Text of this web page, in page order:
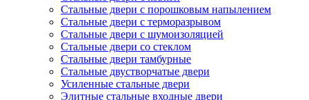
Стальные двери с порошковым напылением
Стальные двери с терморазрывом
Стальные двери с шумоизоляцией
Стальные двери со стеклом
Стальные двери тамбурные
Стальные двустворчатые двери
Усиленные стальные двери
Элитные стальные входные двери